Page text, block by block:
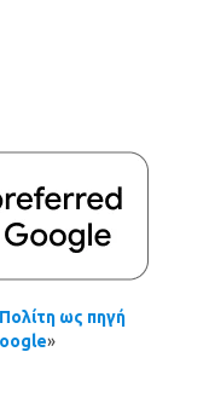
ως πηγή
»